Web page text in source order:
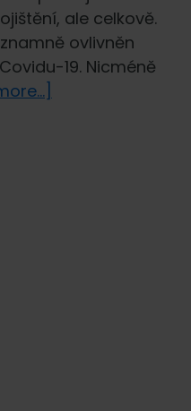
ale celkově.
ovlivněn
19. Nicméně